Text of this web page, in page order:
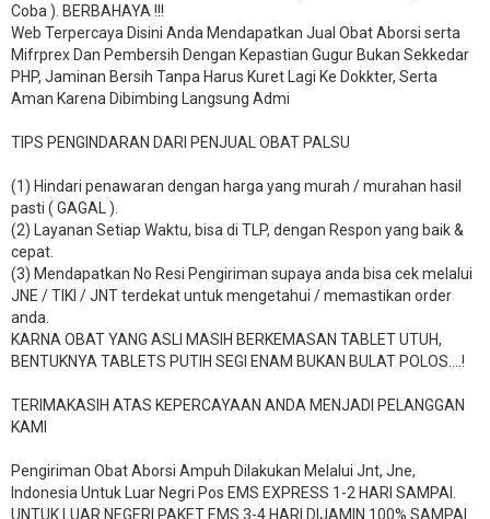
Coba ). BERBAHAYA !!!
Web Terpercaya Disini Anda Mendapatkan Jual Obat Aborsi serta
Mifrprex Dan Pembersih Dengan Kepastian Gugur Bukan Sekkedar
PHP, Jaminan Bersih Tanpa Harus Kuret Lagi Ke Dokkter, Serta
Aman Karena Dibimbing Langsung Admi
TIPS PENGINDARAN DARI PENJUAL OBAT PALSU
(1) Hindari penawaran dengan harga yang murah / murahan hasil
pasti ( GAGAL ).
(2) Layanan Setiap Waktu, bisa di TLP, dengan Respon yang baik &
cepat.
(3) Mendapatkan No Resi Pengiriman supaya anda bisa cek melalui
JNE / TIKI / JNT terdekat untuk mengetahui / memastikan order
anda.
KARNA OBAT YANG ASLI MASIH BERKEMASAN TABLET UTUH,
BENTUKNYA TABLETS PUTIH SEGI ENAM BUKAN BULAT POLOS….!
TERIMAKASIH ATAS KEPERCAYAAN ANDA MENJADI PELANGGAN
KAMI
Pengiriman Obat Aborsi Ampuh Dilakukan Melalui Jnt, Jne,
Indonesia Untuk Luar Negri Pos EMS EXPRESS 1-2 HARI SAMPAI.
UNTUK LUAR NEGERI PAKET EMS 3-4 HARI DIJAMIN 100% SAMPAI